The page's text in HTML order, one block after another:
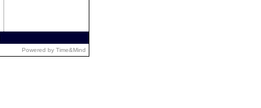
Powered by Time&Mind